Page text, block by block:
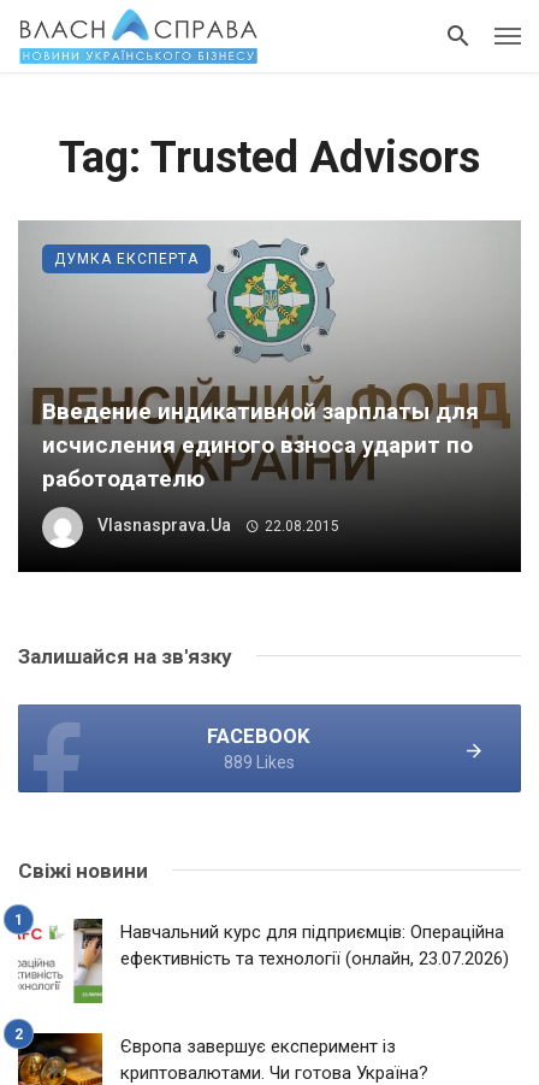
Tag: Trusted Advisors
Введение индикативной зарплаты для
исчисления единого взноса ударит по
работодателю
Vlasnasprava.ua 22.08.2015
ДУМКА ЕКСПЕРТА
Залишайся на зв'язку
FACEBOOK
889 Likes
Свіжі новини
Навчальний курс для підприємців: Операційна
ефективність та технології (онлайн, 23.07.2026)
Європа завершує експеримент із
криптовалютами. Чи готова Україна?